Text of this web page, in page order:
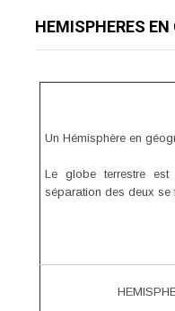
HEMISPHERES EN
Un Hémisphère en
Le globe terrestre
séparation des deux se